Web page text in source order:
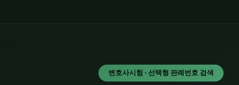
변호사시험 · 선택형 판례번호 검색